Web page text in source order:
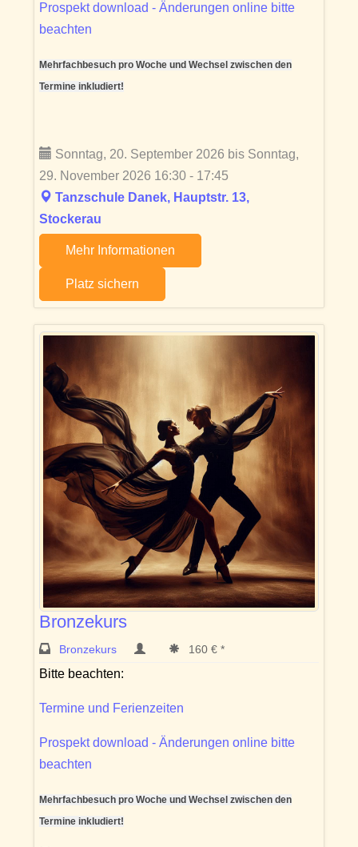
Prospekt download - Änderungen online bitte
beachten
Mehrfachbesuch pro Woche und Wechsel zwischen den
Termine inkludiert!
Sonntag, 20. September 2026 bis Sonntag,
29. November 2026 16:30 - 17:45
Tanzschule Danek, Hauptstr. 13,
Stockerau
Mehr Informationen
Platz sichern
Bronzekurs
Bronzekurs 160 € *
Bitte beachten:
Termine und Ferienzeiten
Prospekt download - Änderungen online bitte
beachten
Mehrfachbesuch pro Woche und Wechsel zwischen den
Termine inkludiert!